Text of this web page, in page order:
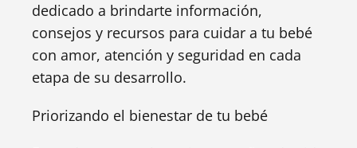
dedicado a brindarte información,
consejos y recursos para cuidar a tu bebé
con amor, atención y seguridad en cada
etapa de su desarrollo.
Priorizando el bienestar de tu bebé